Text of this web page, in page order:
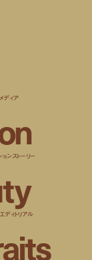
ディア
n
ンストーリー
ty
ディトリアル
aits